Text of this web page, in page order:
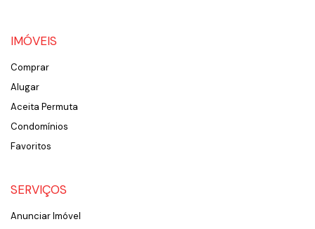
IMÓVEIS
Comprar
Alugar
Aceita Permuta
Condomínios
Favoritos
SERVIÇOS
Anunciar Imóvel